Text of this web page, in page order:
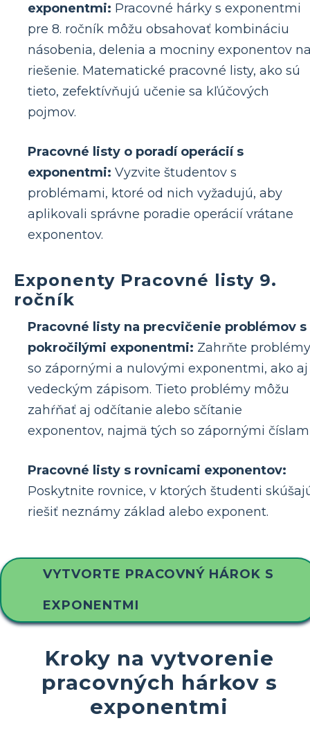
exponentmi: Pracovné hárky s exponentmi
pre 8. ročník môžu obsahovať kombináciu
násobenia, delenia a mocniny exponentov
riešenie. Matematické pracovné listy, ako sú
tieto, zefektívňujú učenie sa kľúčových
pojmov.
Pracovné listy o poradí operácií s
exponentmi: Vyzvite študentov s
problémami, ktoré od nich vyžadujú, aby
aplikovali správne poradie operácií vrátane
exponentov.
Exponenty Pracovné listy 9.
ročník
Pracovné listy na precvičenie problémov s
pokročilými exponentmi: Zahrňte problémy
so zápornými a nulovými exponentmi, ako aj
vedeckým zápisom. Tieto problémy môžu
zahŕňať aj odčítanie alebo sčítanie
exponentov, najmä tých so zápornými
Pracovné listy s rovnicami exponentov:
Poskytnite rovnice, v ktorých študenti
riešiť neznámy základ alebo exponent.
VYTVORTE PRACOVNÝ HÁROK S
EXPONENTMI
Kroky na vytvorenie
pracovných hárkov s
exponentmi